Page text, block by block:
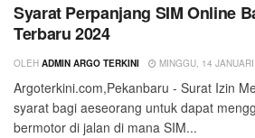
Syarat Perpanjang SIM Online
Terbaru 2024
OLEH ADMIN ARGO TERKINI MINGGU, 14
Argoterkini.com,Pekanbaru - Surat Izin
syarat bagi aeseorang untuk dapat
bermotor di jalan di mana SIM...